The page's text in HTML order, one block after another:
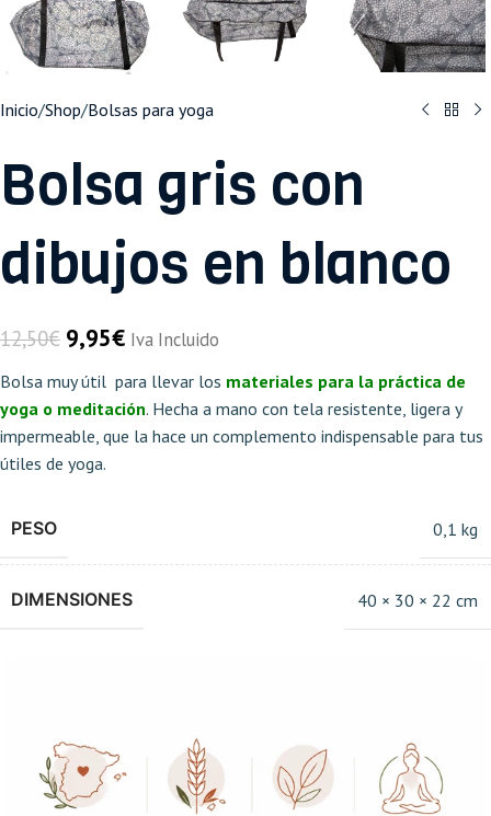
Inicio/Shop/Bolsas para yoga
Bolsa gris con
dibujos en blanco
12,50€ 9,95€ Iva Incluido
Bolsa muy útil para llevar los materiales para la práctica de
yoga o meditación. Hecha a mano con tela resistente, ligera y
impermeable, que la hace un complemento indispensable para tus
útiles de yoga.
PESO 0,1 kg
DIMENSIONES 40 × 30 × 22 cm